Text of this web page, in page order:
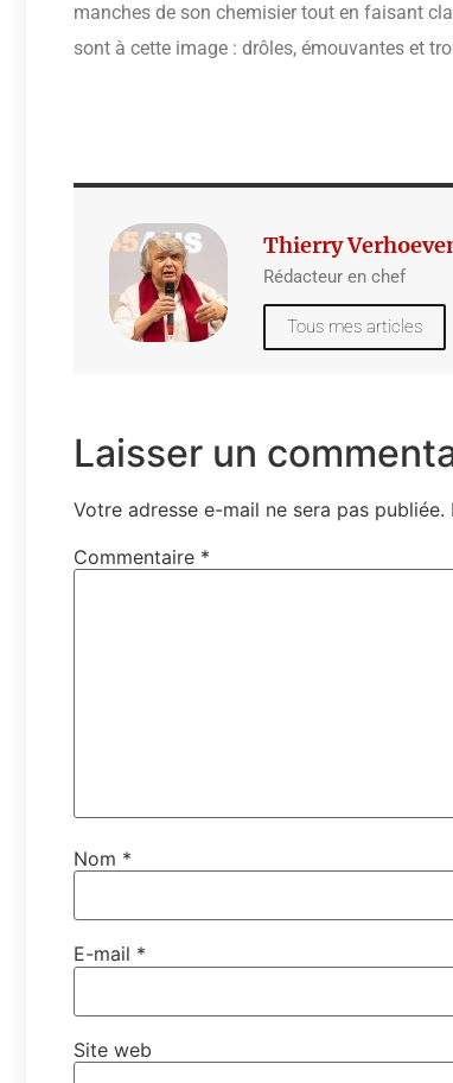
manches de son chemisier tout en faisant
sont à cette image : drôles, émouvantes et
Thierry
Rédacteur en chef
Tous mes articles
Laisser un
Votre adresse e-mail ne sera pas publiée.
Commentaire *
Nom *
E-mail *
Site web